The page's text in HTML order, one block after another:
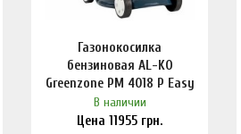
Газонокосилка
бензиновая AL-KO
Greenzone PM 4018 P Easy
В наличии
Цена11955 грн.